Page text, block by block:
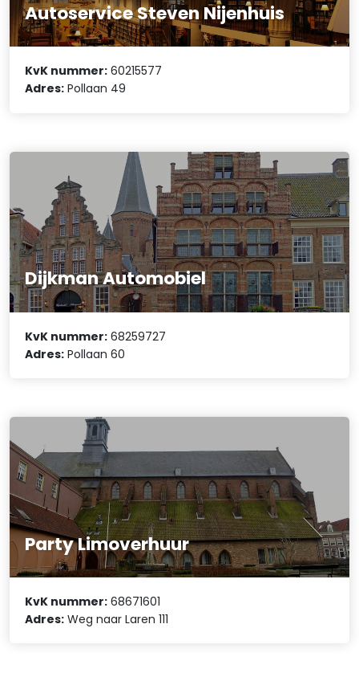
Autoservice Steven Nijenhuis
KvK nummer: 60215577
Adres: Pollaan 49
Dijkman Automobiel
KvK nummer: 68259727
Adres: Pollaan 60
Party Limoverhuur
KvK nummer: 68671601
Adres: Weg naar Laren 111